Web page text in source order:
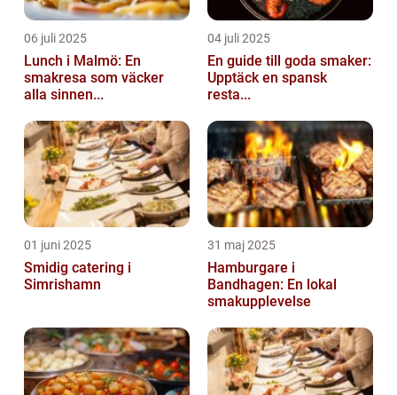
06 juli 2025
Lunch i Malmö: En
smakresa som väcker
alla sinnen...
04 juli 2025
En guide till goda smaker:
Upptäck en spansk
resta...
01 juni 2025
Smidig catering i
Simrishamn
31 maj 2025
Hamburgare i
Bandhagen: En lokal
smakupplevelse